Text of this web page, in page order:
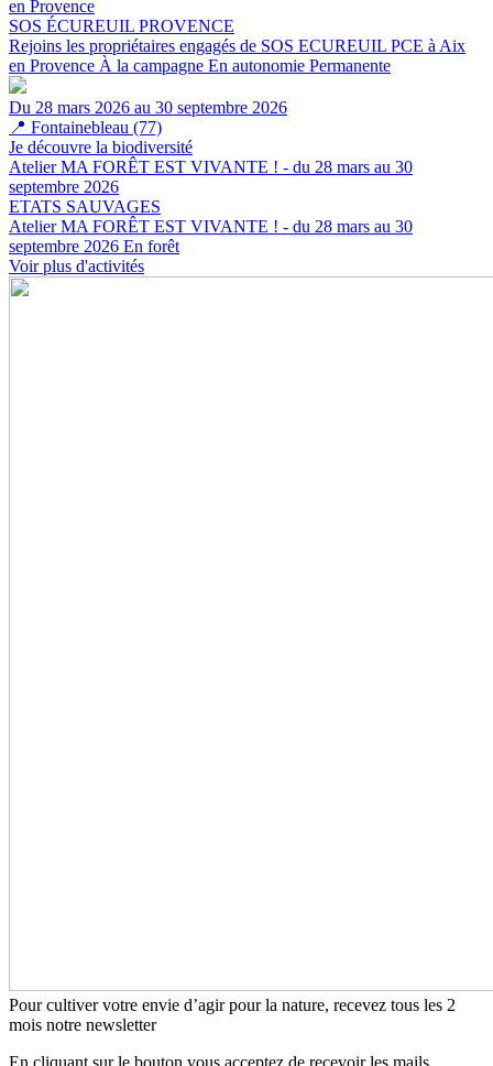
en Provence
SOS ÉCUREUIL PROVENCE
Rejoins les propriétaires engagés de SOS ECUREUIL PCE à Aix
en Provence À la campagne En autonomie Permanente
Du 28 mars 2026 au 30 septembre 2026
📍 Fontainebleau (77)
Je découvre la biodiversité
Atelier MA FORÊT EST VIVANTE ! - du 28 mars au 30
septembre 2026
ETATS SAUVAGES
Atelier MA FORÊT EST VIVANTE ! - du 28 mars au 30
septembre 2026 En forêt
Voir plus d'activités
Pour cultiver votre envie d’agir pour la nature, recevez tous les 2
mois notre newsletter
En cliquant sur le bouton vous acceptez de recevoir les mails